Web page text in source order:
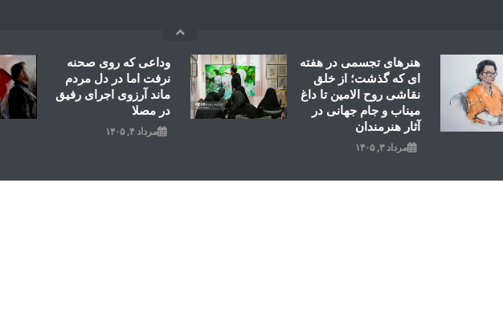
وداعی که روی صحنه
نرفت اما در دل مردم
ماند آرزوی اجرای رفیق
در مصلا
مرداد ۴, ۱۴۰۵
هنرهای تجسمی در هفته
ای که گذشت؛ از خلق
نقاشی روح الامین تا داغ
میناب و جام جهانی در
آثار هنرمندان
مرداد ۳, ۱۴۰۵